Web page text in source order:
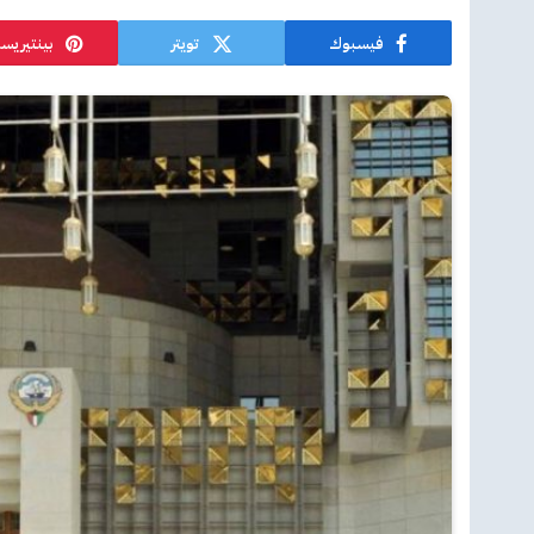
فيسبوك تويتر